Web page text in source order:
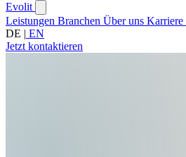
Evolit
Leistungen Branchen Über uns Karriere
DE | EN
Jetzt kontaktieren